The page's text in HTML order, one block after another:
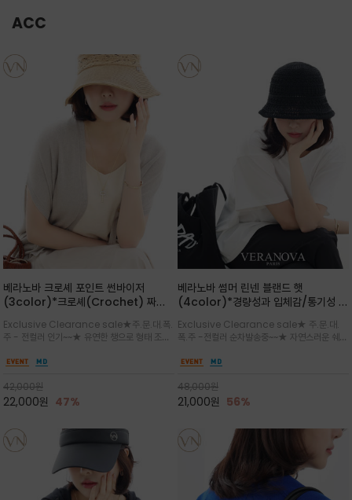
ACC
베라노바 크로셰 포인트 썬바이저
(3color)*크로셰(Crochet) 짜임
미닌한 무드를 연출/벨크로 타입이라 휴
대도 간편
Exclusive Clearance sale★주.문.대.폭.
주 - 전컬러 인기~~★ 유연한 챙으로 형태 조절
말아 휴대하기 좋고, 챙의 모양을 살짝 바꿀 수 있
용성을 모두 갖춘 아이템
42,000원
22,000원 47%
베라노바 썸머 린넨 블랜드 햇
(4color)*경량성과 입체감/통기성 좋
쾌적하게 착용/ 뒷트임 있어서 헤어스타
일링에도 편하게 쓰실수 있습니다
Exclusive Clearance sale★ 주.문.대.
폭.주 -전컬러 순차발송중~~★ 자연스러운 쉐입
련된 포인트/베이직한 컬러 구성으로 어떤 스타
용도 높은 아이템
48,000원
21,000원 56%